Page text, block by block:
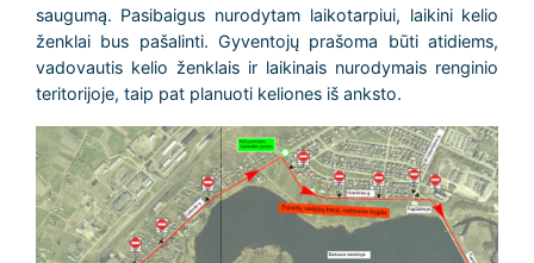
saugumą. Pasibaigus nurodytam laikotarpiui, laikini kelio
ženklai bus pašalinti. Gyventojų prašoma būti atidiems,
vadovautis kelio ženklais ir laikinais nurodymais renginio
teritorijoje, taip pat planuoti keliones iš anksto.